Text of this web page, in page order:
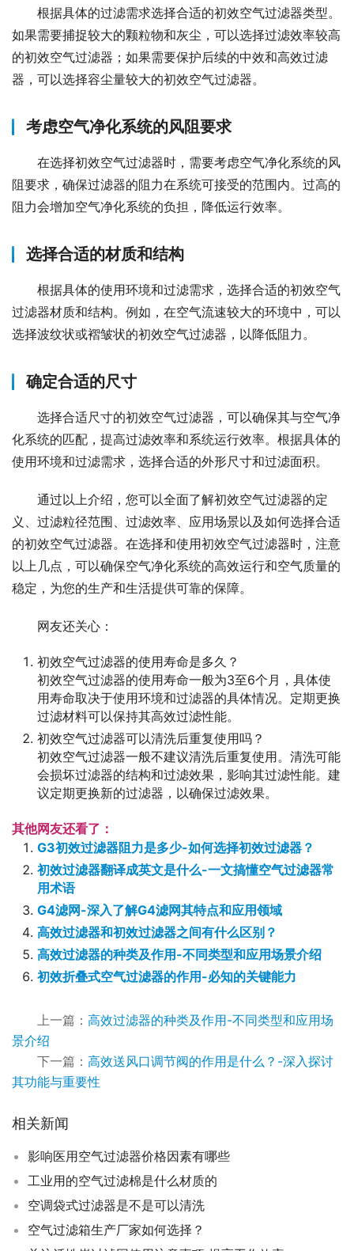
根据具体的过滤需求选择合适的初效空气过滤器类型。
如果需要捕捉较大的颗粒物和灰尘，可以选择过滤效率较高
的初效空气过滤器；如果需要保护后续的中效和高效过滤
器，可以选择容尘量较大的初效空气过滤器。
考虑空气净化系统的风阻要求
在选择初效空气过滤器时，需要考虑空气净化系统的风
阻要求，确保过滤器的阻力在系统可接受的范围内。过高的
阻力会增加空气净化系统的负担，降低运行效率。
选择合适的材质和结构
根据具体的使用环境和过滤需求，选择合适的初效空气
过滤器材质和结构。例如，在空气流速较大的环境中，可以
选择波纹状或褶皱状的初效空气过滤器，以降低阻力。
确定合适的尺寸
选择合适尺寸的初效空气过滤器，可以确保其与空气净
化系统的匹配，提高过滤效率和系统运行效率。根据具体的
使用环境和过滤需求，选择合适的外形尺寸和过滤面积。
通过以上介绍，您可以全面了解初效空气过滤器的定
义、过滤粒径范围、过滤效率、应用场景以及如何选择合适
的初效空气过滤器。在选择和使用初效空气过滤器时，注意
以上几点，可以确保空气净化系统的高效运行和空气质量的
稳定，为您的生产和生活提供可靠的保障。
网友还关心：
初效空气过滤器的使用寿命是多久？
初效空气过滤器的使用寿命一般为3至6个月，具体使
用寿命取决于使用环境和过滤器的具体情况。定期更换
过滤材料可以保持其高效过滤性能。
初效空气过滤器可以清洗后重复使用吗？
初效空气过滤器一般不建议清洗后重复使用。清洗可能
会损坏过滤器的结构和过滤效果，影响其过滤性能。建
议定期更换新的过滤器，以确保过滤效果。
其他网友还看了：
G3初效过滤器阻力是多少-如何选择初效过滤器？
初效过滤器翻译成英文是什么-一文搞懂空气过滤器常
用术语
G4滤网-深入了解G4滤网其特点和应用领域
高效过滤器和初效过滤器之间有什么区别？
高效过滤器的种类及作用-不同类型和应用场景介绍
初效折叠式空气过滤器的作用-必知的关键能力
上一篇： 高效过滤器的种类及作用-不同类型和应用场
景介绍
下一篇： 高效送风口调节阀的作用是什么？-深入探讨
其功能与重要性
相关新闻
影响医用空气过滤器价格因素有哪些
工业用的空气过滤棉是什么材质的
空调袋式过滤器是不是可以清洗
空气过滤箱生产厂家如何选择？